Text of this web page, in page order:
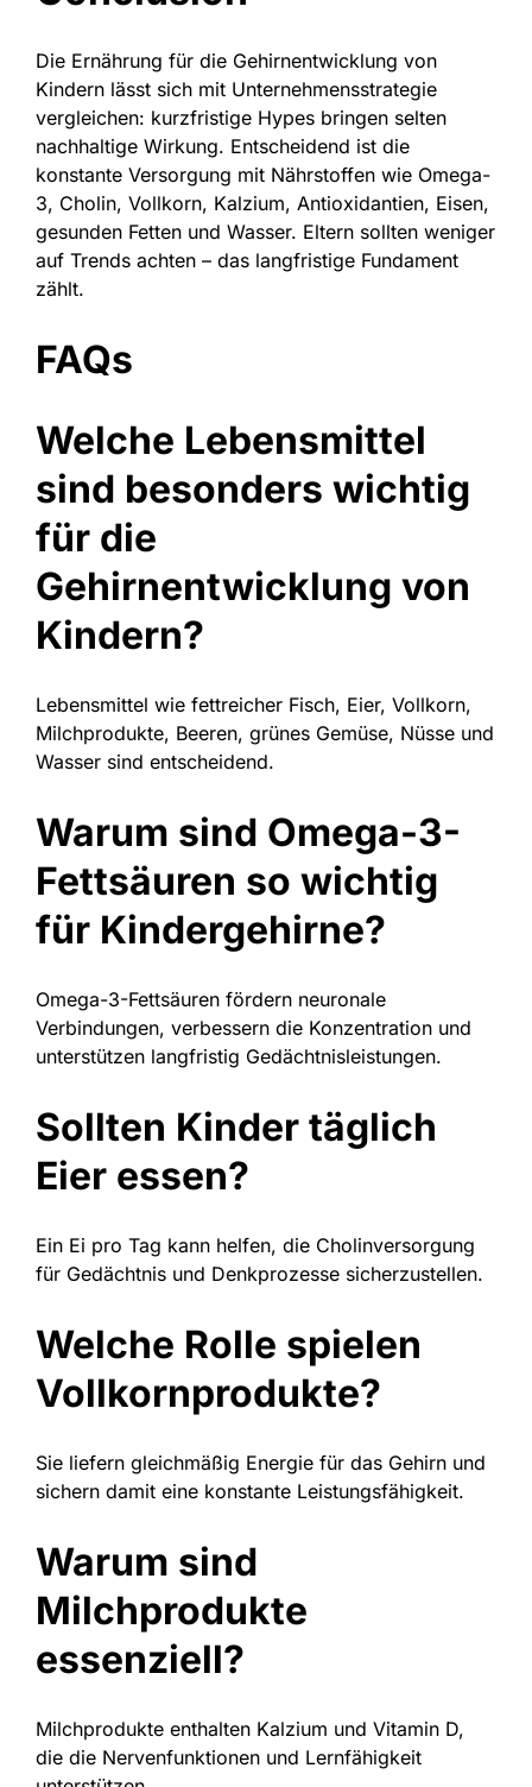
Die Ernährung für die Gehirnentwicklung von
Kindern lässt sich mit Unternehmensstrategie
vergleichen: kurzfristige Hypes bringen selten
nachhaltige Wirkung. Entscheidend ist die
konstante Versorgung mit Nährstoffen wie Omega-
3, Cholin, Vollkorn, Kalzium, Antioxidantien, Eisen,
gesunden Fetten und Wasser. Eltern sollten weniger
auf Trends achten – das langfristige Fundament
zählt.
FAQs
Welche Lebensmittel
sind besonders wichtig
für die
Gehirnentwicklung von
Kindern?
Lebensmittel wie fettreicher Fisch, Eier, Vollkorn,
Milchprodukte, Beeren, grünes Gemüse, Nüsse und
Wasser sind entscheidend.
Warum sind Omega-3-
Fettsäuren so wichtig
für Kindergehirne?
Omega-3-Fettsäuren fördern neuronale
Verbindungen, verbessern die Konzentration und
unterstützen langfristig Gedächtnisleistungen.
Sollten Kinder täglich
Eier essen?
Ein Ei pro Tag kann helfen, die Cholinversorgung
für Gedächtnis und Denkprozesse sicherzustellen.
Welche Rolle spielen
Vollkornprodukte?
Sie liefern gleichmäßig Energie für das Gehirn und
sichern damit eine konstante Leistungsfähigkeit.
Warum sind
Milchprodukte
essenziell?
Milchprodukte enthalten Kalzium und Vitamin D,
die die Nervenfunktionen und Lernfähigkeit